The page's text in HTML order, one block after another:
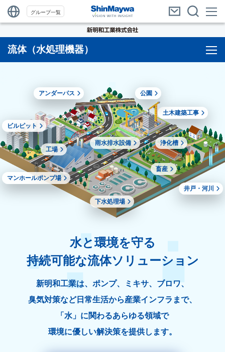
グループ一覧
流体（水処理機器）
畜産
下水処理場
土木建築工事
アンダーパス 公園
工場
浄化槽
雨水排水設備
ビルピット
井戸・河川
マンホールポンプ場
水と環境を守る
持続可能な流体ソリューション
新明和工業は、ポンプ、ミキサ、ブロワ、
臭気対策など日常生活から産業インフラまで、
「水」に関わるあらゆる領域で
環境に優しい解決策を提供します。